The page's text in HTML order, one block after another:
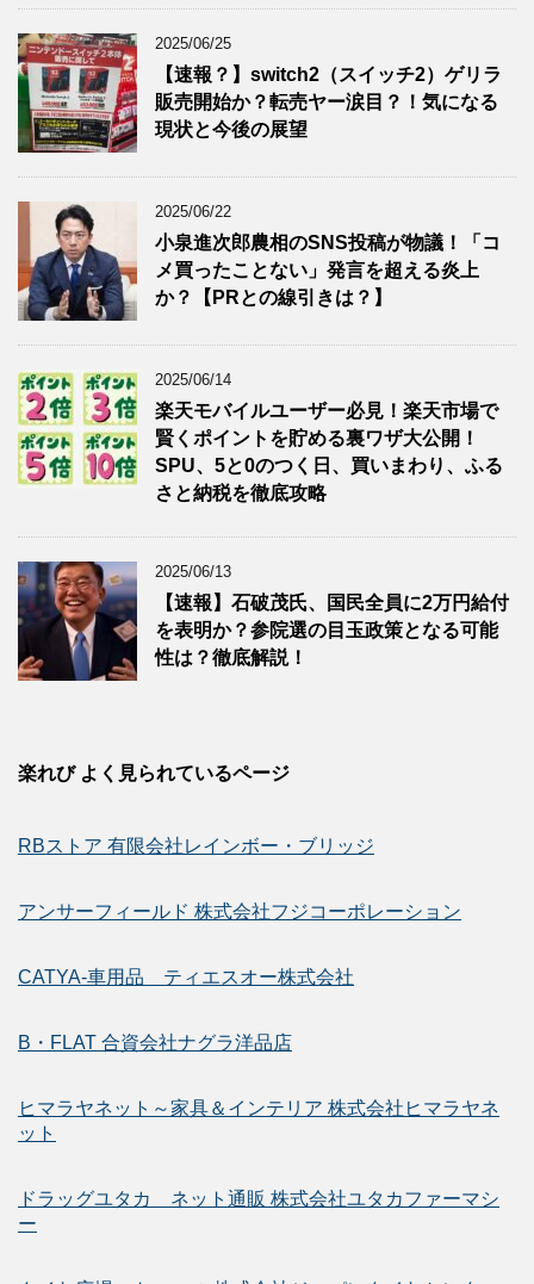
2025/06/25
【速報？】switch2（スイッチ2）ゲリラ
販売開始か？転売ヤー涙目？！気になる
現状と今後の展望
2025/06/22
小泉進次郎農相のSNS投稿が物議！「コ
メ買ったことない」発言を超える炎上
か？【PRとの線引きは？】
2025/06/14
楽天モバイルユーザー必見！楽天市場で
賢くポイントを貯める裏ワザ大公開！
SPU、5と0のつく日、買いまわり、ふる
さと納税を徹底攻略
2025/06/13
【速報】石破茂氏、国民全員に2万円給付
を表明か？参院選の目玉政策となる可能
性は？徹底解説！
楽れび よく見られているページ
RBストア 有限会社レインボー・ブリッジ
アンサーフィールド 株式会社フジコーポレーション
CATYA-車用品 ティエスオー株式会社
B・FLAT 合資会社ナグラ洋品店
ヒマラヤネット～家具＆インテリア 株式会社ヒマラヤネ
ット
ドラッグユタカ ネット通販 株式会社ユタカファーマシ
ー